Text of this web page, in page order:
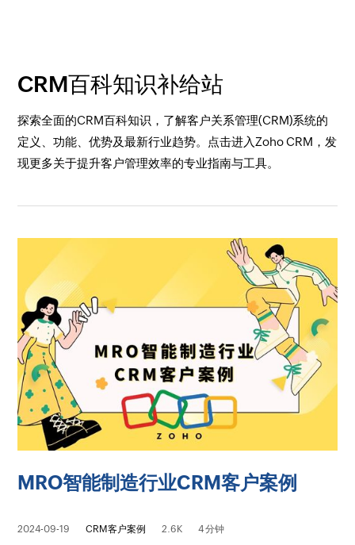
CRM百科知识补给站
探索全面的CRM百科知识，了解客户关系管理(CRM)系统的
定义、功能、优势及最新行业趋势。点击进入Zoho CRM，发
现更多关于提升客户管理效率的专业指南与工具。
MRO智能制造行业CRM客户案例
2024-09-19 CRM客户案例 2.6K 4 分钟